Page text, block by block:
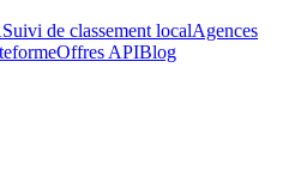
Suivi de classement localAgences
Offres APIBlog